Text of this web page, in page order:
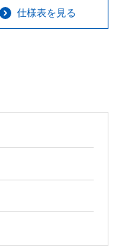
仕様表を見る